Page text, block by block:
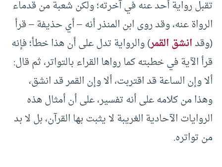
تقبل رواية أحد عنه في آخرته؛ ولكن شعبة من قدماء
الرواة عنه، وقد روى ابن المنذر أنه – أي حذيفة – قرأ
(وقدانشق القمر) والرواية تدل على أن هذا خطأ؛ فإنه
قرأ الآية في خطبته كما رواها القراء بالتواتر، ثم قال:
ألا وإن الساعة قد اقتربت، ألا وإن القمر قد انشق،
وهذا من كلامه على أنه تفسير، على أن أمثال هذه
الروايات الآحادية الغريبة لا يثبت بها القرآن، بل لا بد
من تواتره.